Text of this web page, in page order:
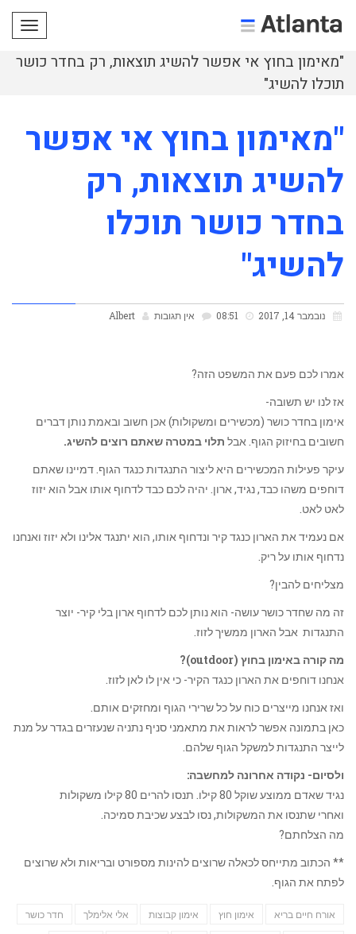
"מאימון בחוץ אי אפשר להשיג תוצאות, רק בחדר כושר
תוכלו להשיג"
"מאימון בחוץ אי אפשר
להשיג תוצאות, רק
בחדר כושר תוכלו
להשיג"
נובמבר 14, 2017 אין תגובות Albert
אמרו לכם פעם את המשפט הזה?
אז לנו יש תשובה-
אימון בחדר כושר (מכשירים ומשקולות) אכן חשוב ובאמת נותן דברים
חשובים בחיזוק הגוף. אבל תלוי במטרה שאתם רוצים להשיג.
עיקר פעילות המכשירים היא ליצור התנגדות כנגד הגוף. דמיינו שאתם
דוחפים משהו כבד, נגיד, ארון. יהיה לכם כבד לדחוף אותו אבל הוא יזוז
לאט לאט.
אם נעמיד את הארון כנגד קיר ונדחוף אותו, הוא יתנגד אלינו ולא יזוז ואנחנו
נדחוף אותו על ריק.
מצליחים להבין?
זה מה שחדר כושר עושה- הוא נותן לכם לדחוף ארון בלי קיר- יוצר
התנגדות אבל הארון ממשיך לזוז.
מה קורה באימון בחוץ (outdoor)?
אנחנו דוחפים את הארון כנגד הקיר- כי אין לו לאן לזוז.
ואז אנחנו מייצרים כוח על כל שרירי הגוף ומחזקים אותם.
כאן בתמונה אפשר לראות את מתאמני סניף נתניה שנעזרים בגדר על מנת
לייצר התנגדות למשקל הגוף שלהם.
ולסיום- נקודה אחרונה למחשבה:
נגיד שאדם ממוצע שוקל 80 קילו. תנסו להרים 80 קילו משקולות
ואחרי שתנסו את המשקולות, נסו לבצע שכיבת סמיכה.
מה הצלחתם?
** הכתוב מתייחס לכאלה שרוצים להינות מספורט ובריאות ולא שרוצים
לפתח את הגוף.
אורח חיים בריא אימון חוץ אימון קבוצות אלי אלימלך חדר כושר